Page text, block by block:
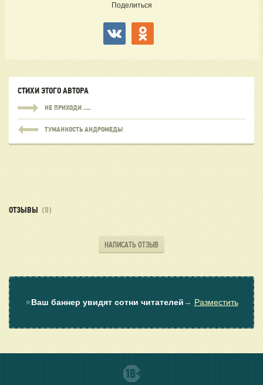
Поделиться
СТИХИ ЭТОГО АВТОРА
НЕ ПРИХОДИ ....
ТУМАННОСТЬ АНДРОМЕДЫ
ОТЗЫВЫ (0)
НАПИСАТЬ ОТЗЫВ
⭐Ваш баннер увидят сотни читателей → Разместить